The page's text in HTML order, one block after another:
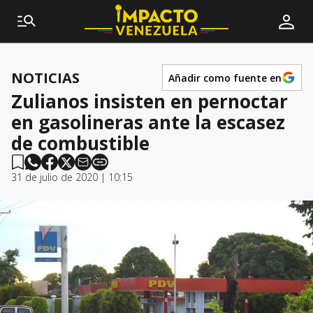
NOTICIAS Añadir como fuente en
Zulianos insisten en pernoctar
en gasolineras ante la escasez
de combustible
31 de julio de 2020 | 10:15